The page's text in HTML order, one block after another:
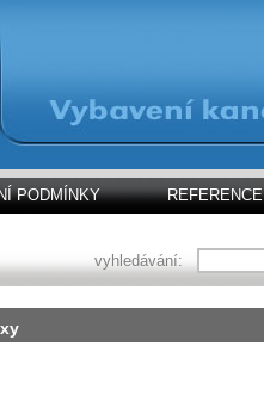
PODMÍNKY REFERENCE
vyhledávání: